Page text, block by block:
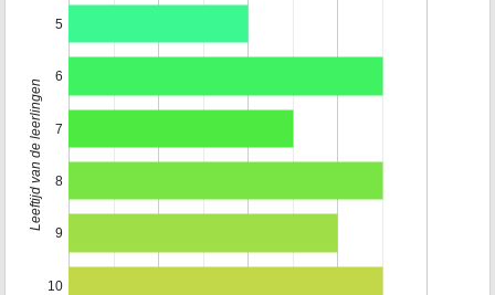
5
6
7
8
9
10
Leeftijd van de leerlingen